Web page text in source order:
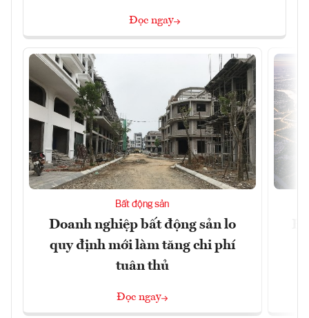
Đọc ngay
Bất động sản
Doanh nghiệp bất động sản lo
quy định mới làm tăng chi phí
tuân thủ
Đọc ngay